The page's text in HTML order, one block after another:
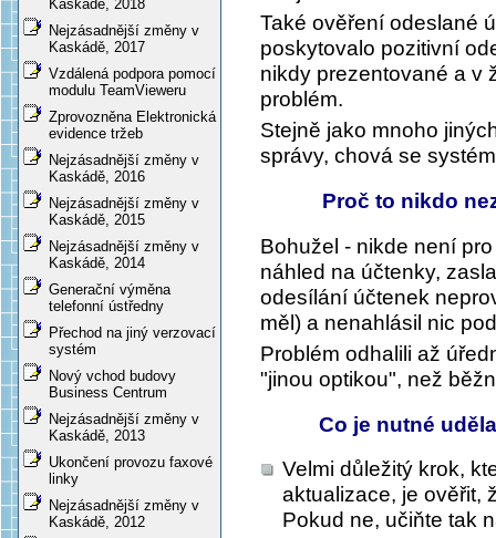
Kaskádě, 2018
Nejzásadnější změny v
Kaskádě, 2017
Vzdálená podpora pomocí
modulu TeamVieweru
Zprovozněna Elektronická
evidence tržeb
Nejzásadnější změny v
Kaskádě, 2016
Nejzásadnější změny v
Kaskádě, 2015
Nejzásadnější změny v
Kaskádě, 2014
Generační výměna
telefonní ústředny
Přechod na jiný verzovací
systém
Nový vchod budovy
Business Centrum
Nejzásadnější změny v
Kaskádě, 2013
Ukončení provozu faxové
linky
Nejzásadnější změny v
Kaskádě, 2012
Také ověření odeslané
poskytovalo pozitivní
nikdy prezentované a v
problém.
Stejně jako mnoho
správy, chová se
Proč to nikdo
Bohužel - nikde není
náhled na účtenky,
odesílání účtenek
měl) a nenahlásil nic
Problém odhalili až
"jinou optikou", než
Co je nutné
Velmi důležitý krok,
aktualizace, je ověřit,
Pokud ne, učiňte tak